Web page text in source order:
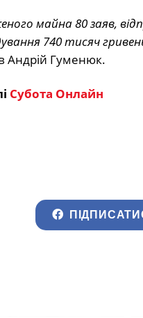
майна 80 заяв,
740 тисяч
Андрій Гуменюк.
Субота Онлайн